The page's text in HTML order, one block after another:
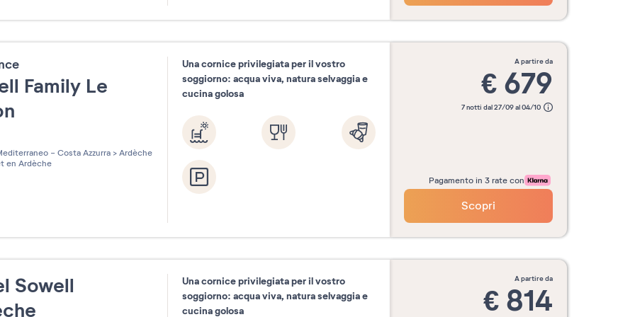
31
Family Le
sur 5 - Costa Azzurra > Ardèche
en Ardèche
Una cornice privilegiata per il vostro
soggiorno: acqua viva, natura selvaggia e
cucina golosa
a partire da
€ 679
7 notti dal 27/09 al 04/10
Pagamento in 3 rate con
Scopri
Sowell
Una cornice privilegiata per il vostro
soggiorno: acqua viva, natura selvaggia e
cucina golosa
a partire da
€ 814